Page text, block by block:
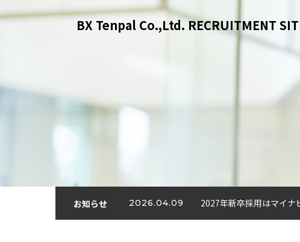
BX Tenpal Co.,Ltd. RECRUITMENT
お知らせ 2026.04.09 2027年新卒採用はマイナ